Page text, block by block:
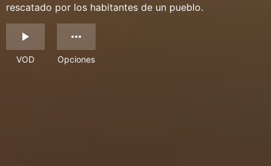
rescatado por los habitantes de un pueblo.
VOD Opciones